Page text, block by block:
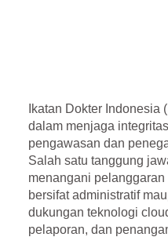
Ikatan Dokter Indonesia
dalam menjaga
pengawasan dan
Salah satu tanggung
menangani
bersifat administratif
dukungan teknologi
pelaporan, dan